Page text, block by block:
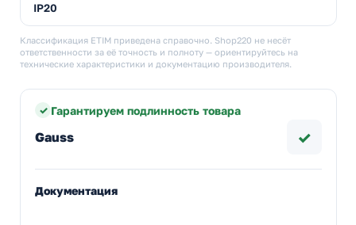
IP20
Классификация ETIM приведена справочно. Shop220 не несёт
ответственности за её точность и полноту — ориентируйтесь на
технические характеристики и документацию производителя.
Гарантируем подлинность товара
Gauss ✓
Документация